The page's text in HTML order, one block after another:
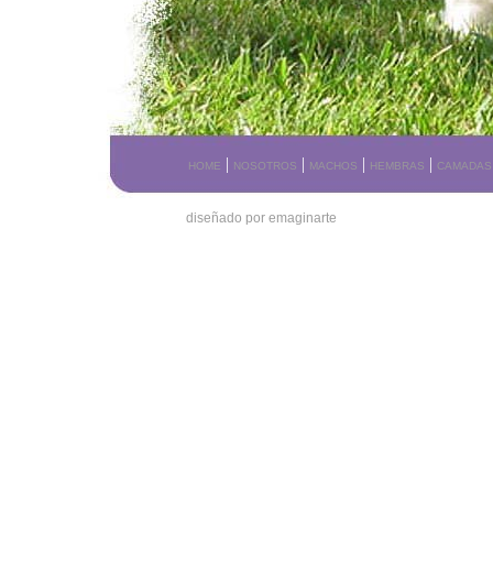
HOME | NOSOTROS | MACHOS | HEMBRAS | CAMADAS
diseñado por emaginarte